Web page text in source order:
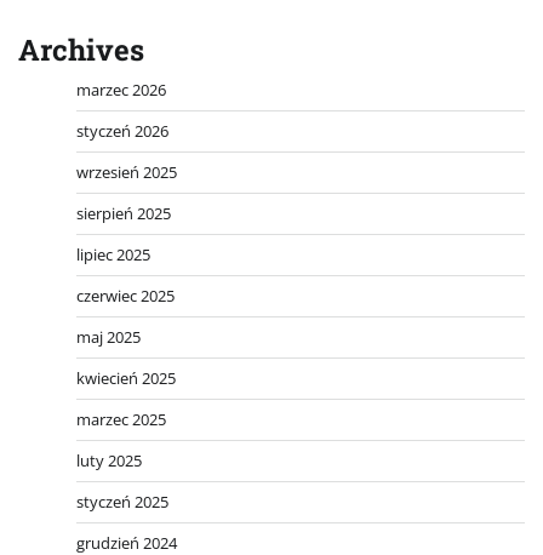
Archives
marzec 2026
styczeń 2026
wrzesień 2025
sierpień 2025
lipiec 2025
czerwiec 2025
maj 2025
kwiecień 2025
marzec 2025
luty 2025
styczeń 2025
grudzień 2024